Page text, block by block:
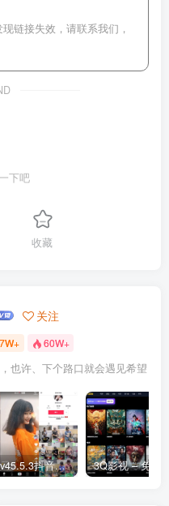
链接失效，请联系我们，
下吧
收藏
关注
7W+ 60W+
也许、下个路口就会遇见希望
TikTok_v45.5.3抖音国际版_免拔卡解锁全球版